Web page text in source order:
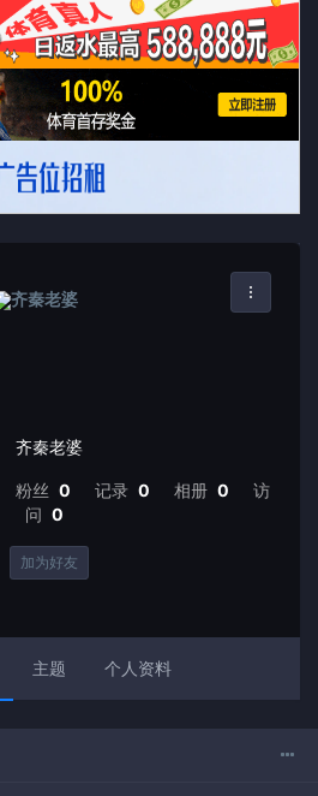
齐秦老婆
粉丝 0 记录 0 相册 0
访
问 0
加为好友
主题 个人资料